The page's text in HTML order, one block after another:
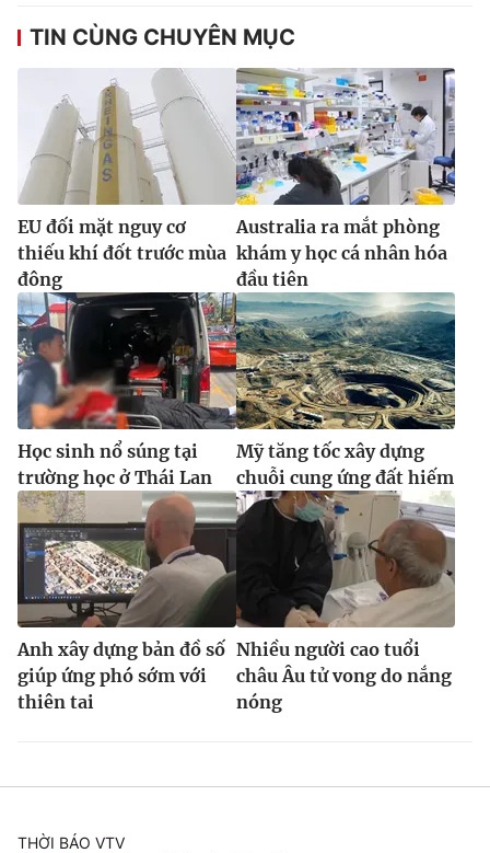
TIN CÙNG CHUYÊN MỤC
EU đối mặt nguy cơ
thiếu khí đốt trước mùa
đông
Australia ra mắt phòng
khám y học cá nhân hóa
đầu tiên
Học sinh nổ súng tại
trường học ở Thái Lan
Mỹ tăng tốc xây dựng
chuỗi cung ứng đất hiếm
Anh xây dựng bản đồ số
giúp ứng phó sớm với
thiên tai
Nhiều người cao tuổi
châu Âu tử vong do nắng
nóng
THỜI BÁO VTV